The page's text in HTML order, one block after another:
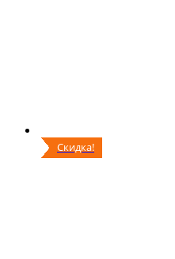
Скидка!